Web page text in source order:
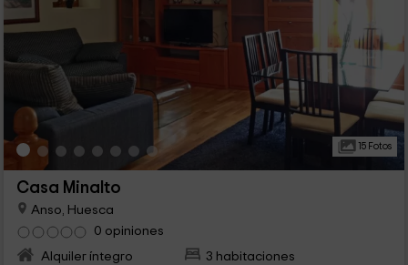
15 Fotos
Casa Minalto
Anso, Huesca
0 opiniones
Alquiler íntegro
3 habitaciones